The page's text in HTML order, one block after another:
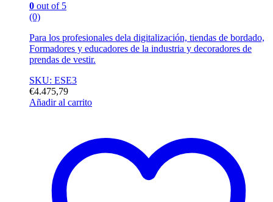
0 out of 5
(0)
Para los profesionales dela digitalización, tiendas de bordado,
Formadores y educadores de la industria y decoradores de
prendas de vestir.
SKU: ESE3
€4.475,79
Añadir al carrito